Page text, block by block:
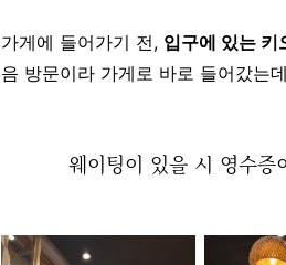
가게에 들어가기 전, 입구에 있는 키
음 방문이라 가게로 바로 들어갔는
웨이팅이 있을 시 영수증